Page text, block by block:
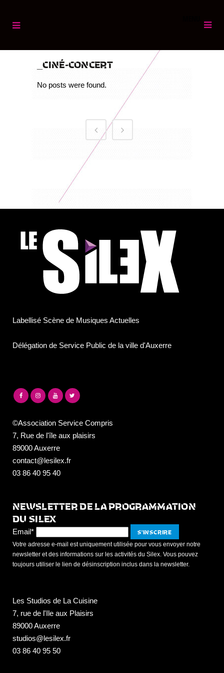
CINÉ-CONCERT
No posts were found.
Labellisé Scène de Musiques Actuelles
Délégation de Service Public de la ville d'Auxerre
©Association Service Compris
7, Rue de l'île aux plaisirs
89000 Auxerre
contact@lesilex.fr
03 86 40 95 40
NEWSLETTER DE LA PROGRAMMATION
DU SILEX
Email*
Votre adresse e-mail est uniquement utilisée pour vous envoyer notre
newsletter et des informations sur les activités du Silex. Vous pouvez
toujours utiliser le lien de désinscription inclus dans la newsletter.
Les Studios de La Cuisine
7, rue de l'Ile aux Plaisirs
89000 Auxerre
studios@lesilex.fr
03 86 40 95 50